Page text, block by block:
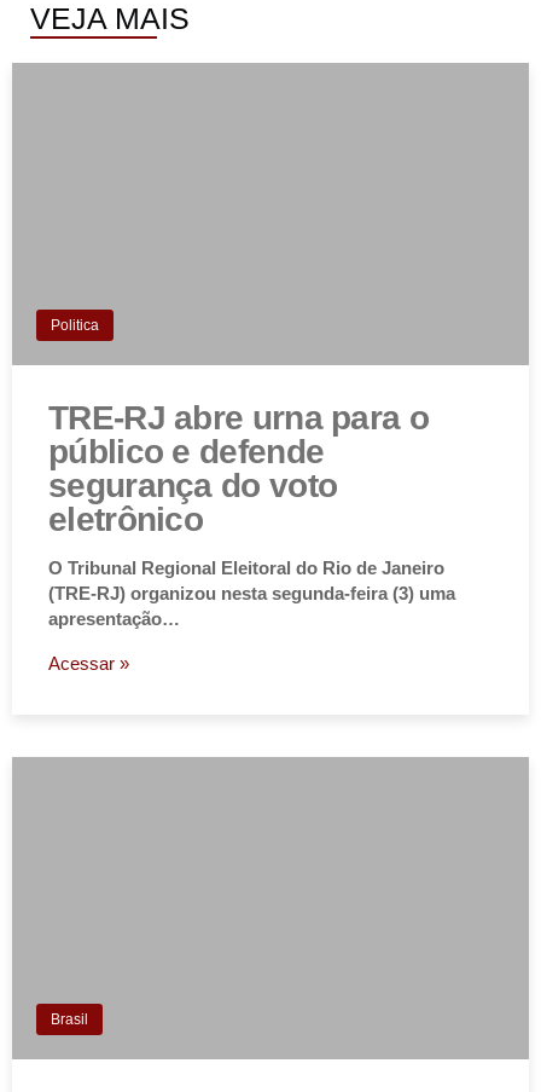
VEJA MAIS
Politica
TRE-RJ abre urna para o
público e defende
segurança do voto
eletrônico
O Tribunal Regional Eleitoral do Rio de Janeiro
(TRE-RJ) organizou nesta segunda-feira (3) uma
apresentação…
Acessar »
Brasil